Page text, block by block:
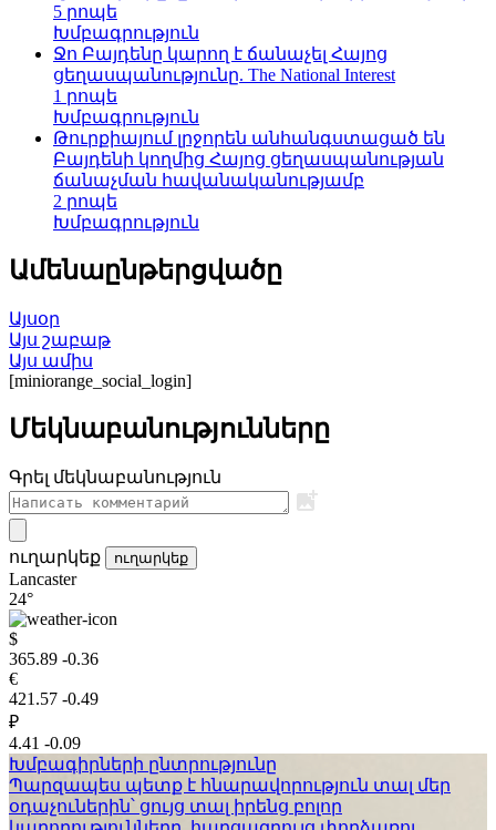
5 րոպե
Խմբագրություն
Ջո Բայդենը կարող է ճանաչել Հայոց
ցեղասպանությունը. The National Interest
1 րոպե
Խմբագրություն
Թուրքիայում լրջորեն անհանգստացած են
Բայդենի կողմից Հայոց ցեղասպանության
ճանաչման հավանականությամբ
2 րոպե
Խմբագրություն
Ամենաընթերցվածը
Այսօր
Այս շաբաթ
Այս ամիս
[miniorange_social_login]
Մեկնաբանությունները
Գրել մեկնաբանություն
ուղարկեք ուղարկեք
Lancaster
24°
$
365.89 -0.36
€
421.57 -0.49
₽
4.41 -0.09
Խմբագիրների ընտրությունը
Պարզապես պետք է հնարավորություն տալ մեր
օդաչուներին՝ ցույց տալ իրենց բոլոր